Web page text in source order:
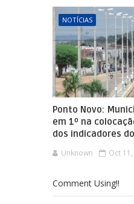
NOTÍCIAS
Ponto Novo:
em 1º na
dos indicadores do
Unknown Oct
Comment Using!!